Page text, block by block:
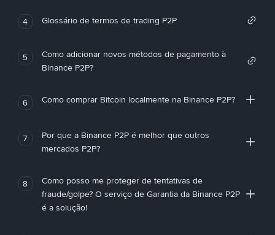
4 Glossário de termos de trading P2P
5
Como adicionar novos métodos de pagamento à
Binance P2P?
6 Como comprar Bitcoin localmente na Binance P2P?
7
Por que a Binance P2P é melhor que outros
mercados P2P?
8
Como posso me proteger de tentativas de
fraude/golpe? O serviço de Garantia da Binance P2P
é a solução!